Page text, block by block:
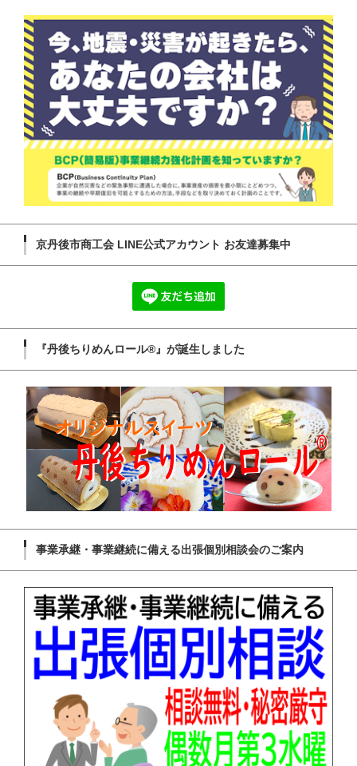
京丹後市商工会 LINE公式アカウント お友達募集中
『丹後ちりめんロール®』が誕生しました
事業承継・事業継続に備える出張個別相談会のご案内